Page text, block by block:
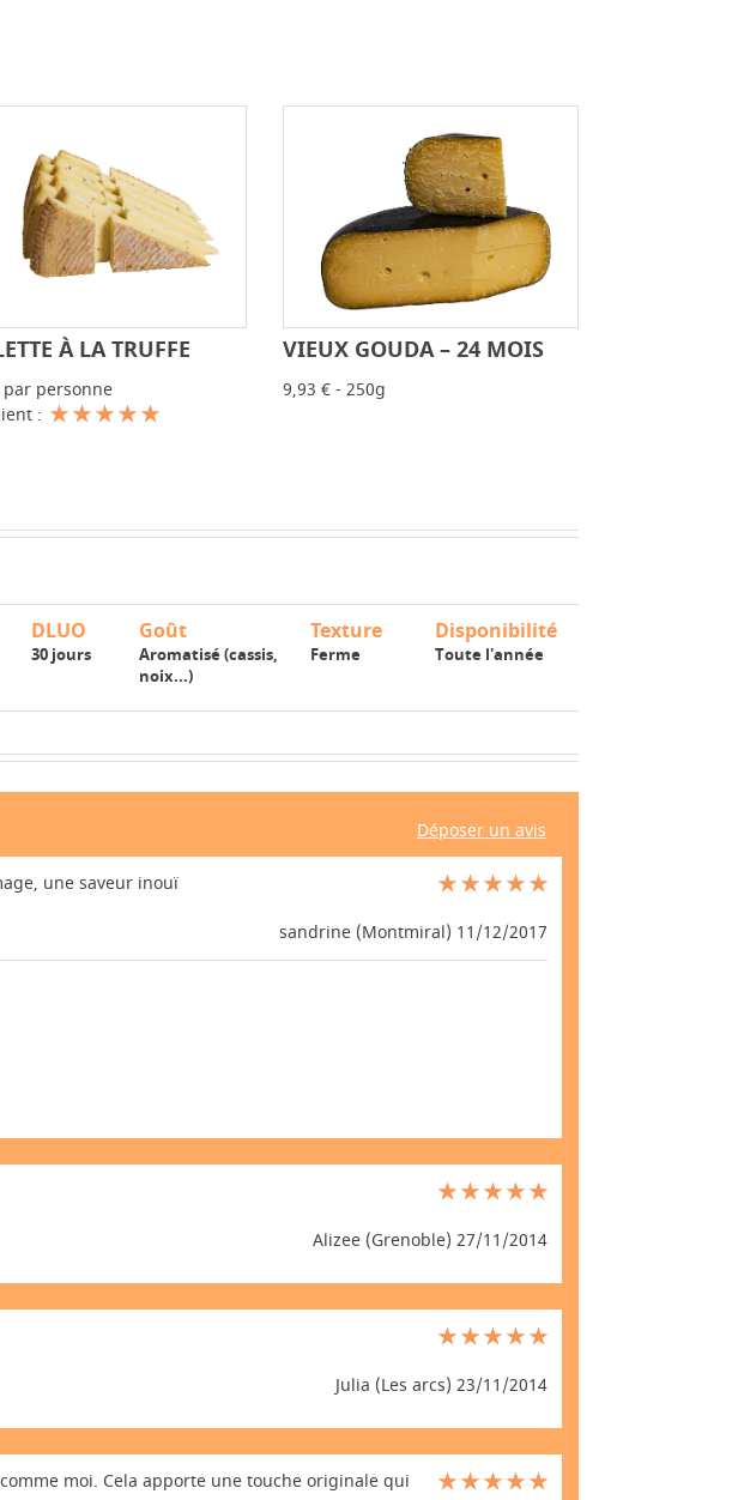
-
À LA TRUFFE
par personne
:
- +
VIEUX GOUDA – 24 MOIS
9,93 € - 250g
DLUO
30 jours
Goût
Aromatisé (cassis,
noix...)
Texture
Ferme
Disponibilité
Toute l'année
Déposer un avis
une saveur inouï
sandrine (Montmiral) 11/12/2017
Alizee (Grenoble) 27/11/2014
Julia (Les arcs) 23/11/2014
moi. Cela apporte une touche originale qui